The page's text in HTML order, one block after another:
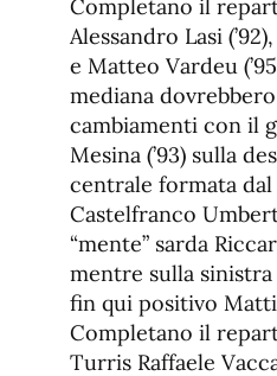
Completano il
Alessandro Lasi
e Matteo Vardeu
mediana
cambiamenti con il
Mesina (’93) sulla
centrale formata
Castelfranco
“mente” sarda
mentre sulla
fin qui positivo
Completano il
Turris Raffaele